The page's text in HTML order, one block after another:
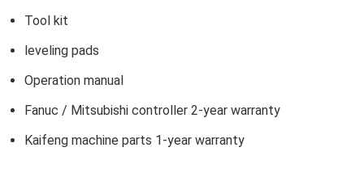
Tool kit
leveling pads
Operation manual
Fanuc / Mitsubishi controller 2-year warranty
Kaifeng machine parts 1-year warranty